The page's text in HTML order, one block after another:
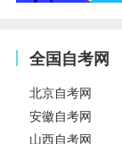
全国自考网
北京自考网
安徽自考网
山西自考网